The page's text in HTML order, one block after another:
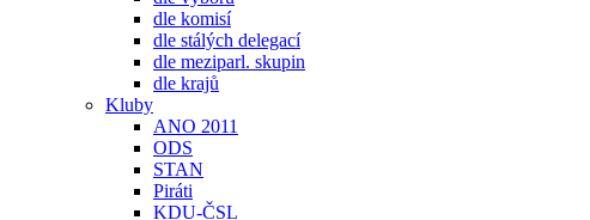
dle komisí
dle stálých delegací
dle meziparl. skupin
dle krajů
Kluby
ANO 2011
ODS
STAN
Piráti
KDU-ČSL